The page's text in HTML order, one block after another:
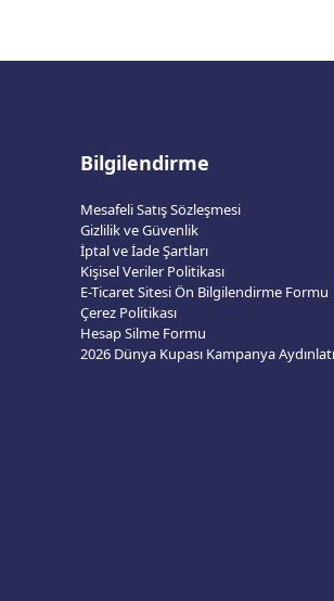
Bilgilendirme
Mesafeli Satış Sözleşmesi
Gizlilik ve Güvenlik
İptal ve İade Şartları
Kişisel Veriler Politikası
E-Ticaret Sitesi Ön Bilgilendirme Formu
Çerez Politikası
Hesap Silme Formu